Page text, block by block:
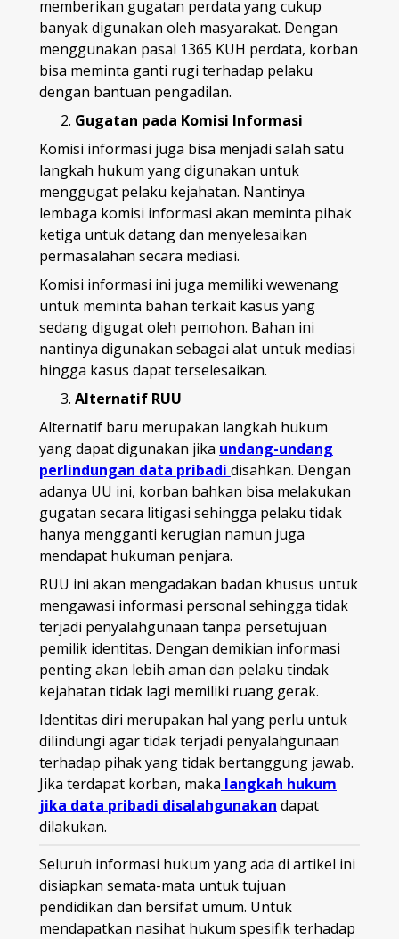
memberikan gugatan perdata yang cukup
banyak digunakan oleh masyarakat. Dengan
menggunakan pasal 1365 KUH perdata, korban
bisa meminta ganti rugi terhadap pelaku
dengan bantuan pengadilan.
Gugatan pada Komisi Informasi
Komisi informasi juga bisa menjadi salah satu
langkah hukum yang digunakan untuk
menggugat pelaku kejahatan. Nantinya
lembaga komisi informasi akan meminta pihak
ketiga untuk datang dan menyelesaikan
permasalahan secara mediasi.
Komisi informasi ini juga memiliki wewenang
untuk meminta bahan terkait kasus yang
sedang digugat oleh pemohon. Bahan ini
nantinya digunakan sebagai alat untuk mediasi
hingga kasus dapat terselesaikan.
Alternatif RUU
Alternatif baru merupakan langkah hukum
yang dapat digunakan jika undang-undang
perlindungan data pribadi disahkan. Dengan
adanya UU ini, korban bahkan bisa melakukan
gugatan secara litigasi sehingga pelaku tidak
hanya mengganti kerugian namun juga
mendapat hukuman penjara.
RUU ini akan mengadakan badan khusus untuk
mengawasi informasi personal sehingga tidak
terjadi penyalahgunaan tanpa persetujuan
pemilik identitas. Dengan demikian informasi
penting akan lebih aman dan pelaku tindak
kejahatan tidak lagi memiliki ruang gerak.
Identitas diri merupakan hal yang perlu untuk
dilindungi agar tidak terjadi penyalahgunaan
terhadap pihak yang tidak bertanggung jawab.
Jika terdapat korban, maka langkah hukum
jika data pribadi disalahgunakan dapat
dilakukan.
Seluruh informasi hukum yang ada di artikel ini
disiapkan semata-mata untuk tujuan
pendidikan dan bersifat umum. Untuk
mendapatkan nasihat hukum spesifik terhadap